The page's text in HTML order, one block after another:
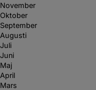
November
Oktober
September
Augusti
Juli
Juni
Maj
April
Mars